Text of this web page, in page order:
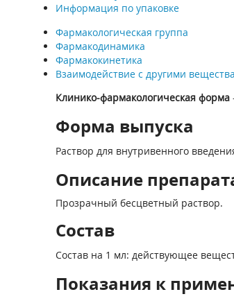
Информация по упаковке
Фармакологическая группа
Фармакодинамика
Фармакокинетика
Взаимодействие с другими
Клинико-фармакологическая форма
Форма выпуска
Раствор для внутривенного
Описание
Прозрачный бесцветный раствор.
Состав
Состав на 1 мл: действующее
Показания к